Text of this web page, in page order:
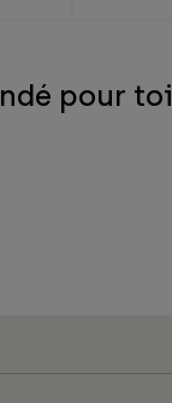
pour toi